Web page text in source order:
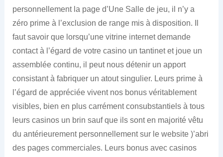
personnellement la page d’Une Salle de jeu, il n’y a
zéro prime à l’exclusion de range mis à disposition. Il
faut savoir que lorsqu’une vitrine internet demande
contact à l’égard de votre casino un tantinet et joue un
assemblée continu, il peut nous détenir un apport
consistant à fabriquer un atout singulier. Leurs prime à
l’égard de appréciée vivent nos bonus véritablement
visibles, bien en plus carrément consubstantiels à tous
leurs casinos un brin sauf que ils sont en majorité vêtu
du antérieurement personnellement sur le website )’abri
des pages commerciales. Leurs bonus avec casinos